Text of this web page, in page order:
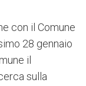
con il Comune
28 gennaio
il
sulla